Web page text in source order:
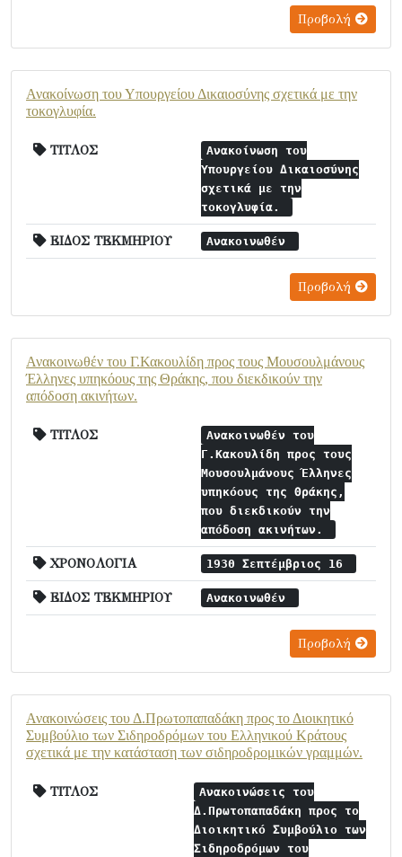
Προβολή
Ανακοίνωση του Υπουργείου Δικαιοσύνης σχετικά με την
τοκογλυφία.
ΤΙΤΛΟΣ
Ανακοίνωση του
Υπουργείου Δικαιοσύνης
σχετικά με την
τοκογλυφία.
ΕΙΔΟΣ ΤΕΚΜΗΡΙΟΥ Ανακοινωθέν
Προβολή
Ανακοινωθέν του Γ.Κακουλίδη προς τους Μουσουλμάνους
Έλληνες υπηκόους της Θράκης, που διεκδικούν την
απόδοση ακινήτων.
ΤΙΤΛΟΣ
Ανακοινωθέν του
Γ.Κακουλίδη προς τους
Μουσουλμάνους Έλληνες
υπηκόους της Θράκης,
που διεκδικούν την
απόδοση ακινήτων.
ΧΡΟΝΟΛΟΓΙΑ 1930 Σεπτέμβριος 16
ΕΙΔΟΣ ΤΕΚΜΗΡΙΟΥ Ανακοινωθέν
Προβολή
Ανακοινώσεις του Δ.Πρωτοπαπαδάκη προς το Διοικητικό
Συμβούλιο των Σιδηροδρόμων του Ελληνικού Κράτους
σχετικά με την κατάσταση των σιδηροδρομικών γραμμών.
ΤΙΤΛΟΣ
Ανακοινώσεις του
Δ.Πρωτοπαπαδάκη προς το
Διοικητικό Συμβούλιο των
Σιδηροδρόμων του